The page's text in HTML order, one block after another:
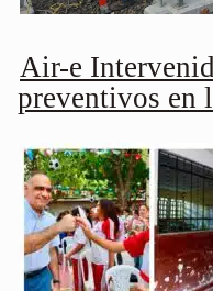
Air-e
preventivos en